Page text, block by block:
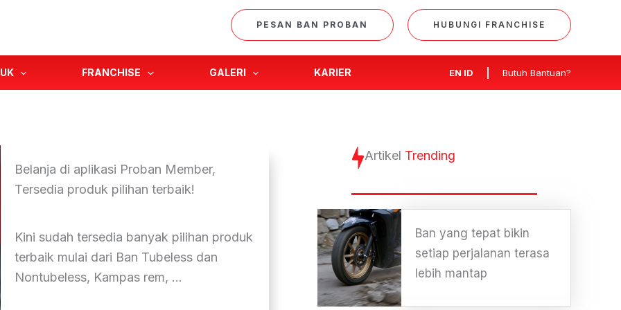
PESAN BAN PROBAN HUBUNGI FRANCHISE
FRANCHISE GALERI KARIER EN ID Butuh Bantuan?
Belanja di aplikasi Proban Member,
Tersedia produk pilihan terbaik!
Kini sudah tersedia banyak pilihan produk
terbaik mulai dari Ban Tubeless dan
Nontubeless, Kampas rem, ...
Artikel Trending
Ban yang tepat bikin
setiap perjalanan terasa
lebih mantap